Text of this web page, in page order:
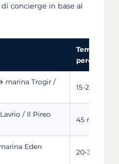
concierge in base al
Tempo di
percorrenza
marina Trogir /
15-25 min
/ Il Pireo
45 min - 1 h
Eden
20-30 min